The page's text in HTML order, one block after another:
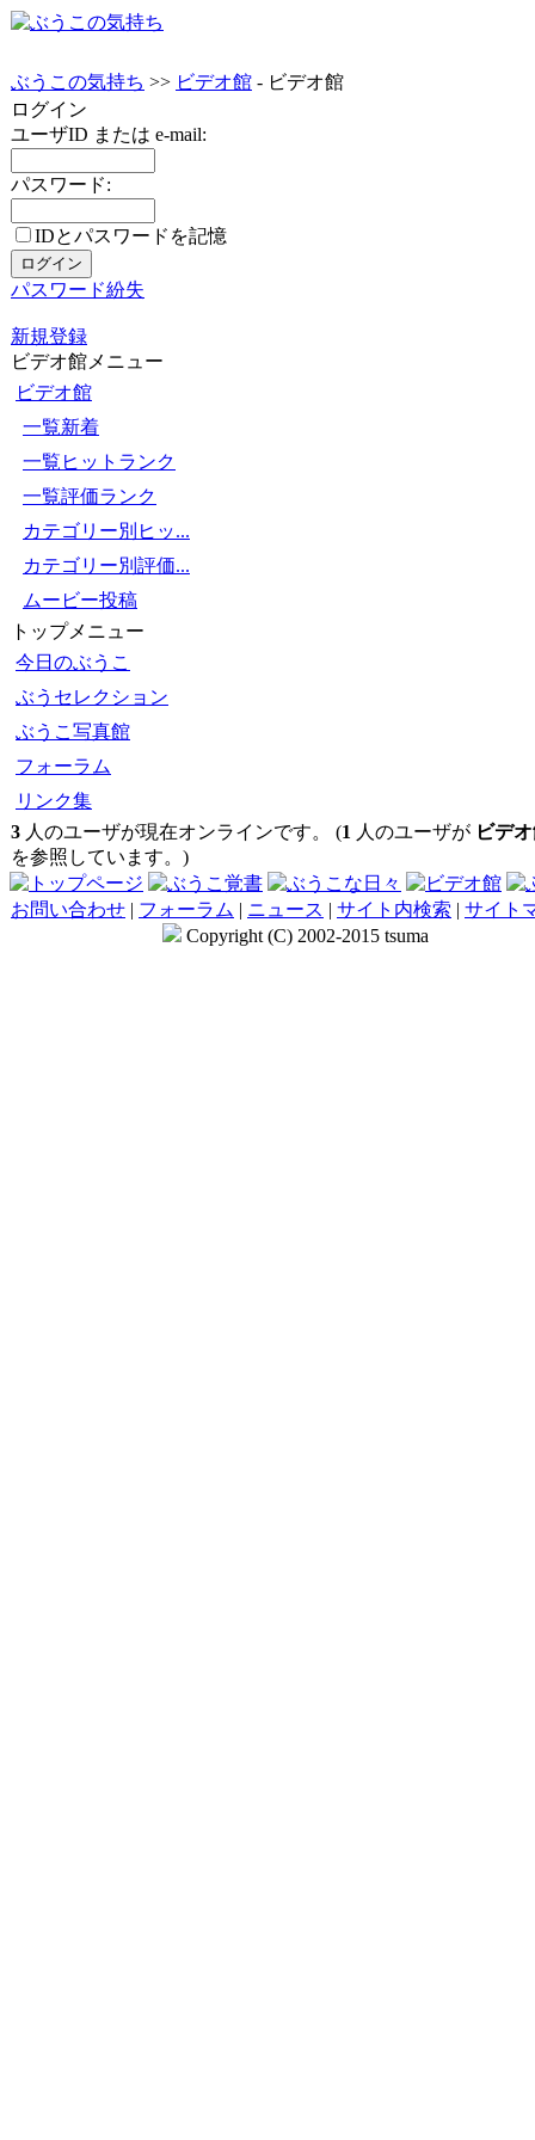
ぶうこの気持ち >> ビデオ館 - ビデオ館
ログイン
ユーザID または e-mail:
パスワード:
IDとパスワードを記憶
パスワード紛失
新規登録
ビデオ館メニュー
ビデオ館
一覧新着
一覧ヒットランク
一覧評価ランク
カテゴリー別ヒッ...
カテゴリー別評価...
ムービー投稿
トップメニュー
今日のぶうこ
ぶうセレクション
ぶうこ写真館
フォーラム
リンク集
3 人のユーザが現在オンラインです。 (1 人のユーザが ビデ
を参照しています。)
お問い合わせ | フォーラム | ニュース | サイト内検索 | サイト
Copyright (C) 2002-2015 tsuma